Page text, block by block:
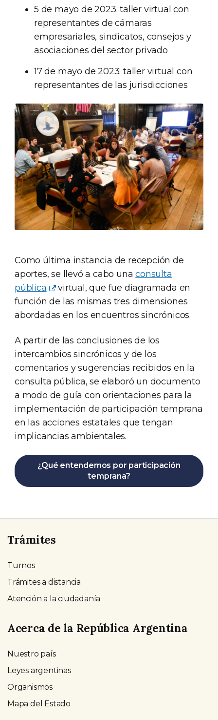
5 de mayo de 2023: taller virtual con
representantes de cámaras
empresariales, sindicatos, consejos y
asociaciones del sector privado
17 de mayo de 2023: taller virtual con
representantes de las jurisdicciones
Como última instancia de recepción de
aportes, se llevó a cabo unaconsulta
pública
virtual, que fue diagramada en
función de las mismas tres dimensiones
abordadas en los encuentros sincrónicos.
A partir de las conclusiones de los
intercambios sincrónicos y de los
comentarios y sugerencias recibidos en la
consulta pública, se elaboró un documento
a modo de guía con orientaciones para la
implementación de participación temprana
en las acciones estatales que tengan
implicancias ambientales.
¿Qué entendemos por participación
temprana?
Trámites
Turnos
Trámites a distancia
Atención a la ciudadanía
Acerca de la República Argentina
Nuestro país
Leyes argentinas
Organismos
Mapa del Estado